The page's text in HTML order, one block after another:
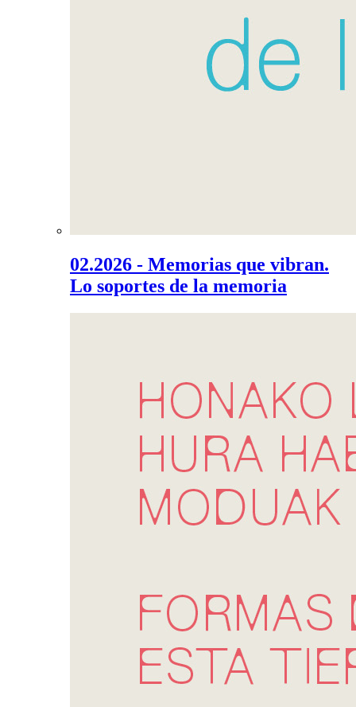
02.2026 - Memorias que vibran.
Lo soportes de la memoria